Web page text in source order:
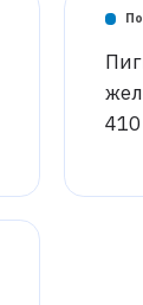
410